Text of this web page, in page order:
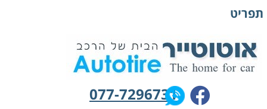
077-7296731
תפריט